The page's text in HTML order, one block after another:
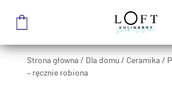
Strona główna/ Dla domu/ Ceramika/
– ręcznie robiona